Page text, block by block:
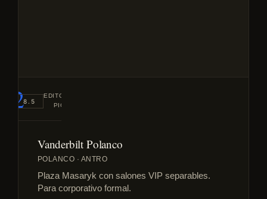
#28.5
EDITORIAL
PICK
Vanderbilt Polanco
POLANCO · ANTRO
Plaza Masaryk con salones VIP separables.
Para corporativo formal.